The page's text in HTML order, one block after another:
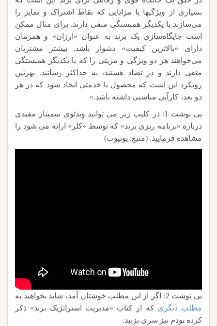
بسیاری از ویژگیها یا مزایایی که نقاط اشتراک و تمایز را
می‌سازند با یکدیگر همبستگی منفی دارند. برای مثال ممکن
است جایگاه‌سازی یک برند به عنوان «ارزان» و همزمان
دارای «بالاترین کیفیت» دشوار باشد. بیشتر مشتریان
می‌خواهند هر دو ویژگی و مزیتی را که با یکدیگر همبستگی
منفی دارند و در تضاد هستند، به حداکثر رسانند. بهرتین
رویکرد این است که محصول یا خدمتی ایجاد شود که در هر
دو بعد، کارآیی مناسبی داشته باشد.»
پی نوشت 1: در کلیپ زیر می توانید ویدئوی سمینار مفیدی
درباره «برنامه ریزی برند» که توسط «کلر» ارائه می شود را
مشاهده فرمایید. (منبع: یوتیوب)
پی نوشت 2: اگر از این مطلب خوشتان آمد، شاید بخواهید به
مطلب دیگری که از کتاب «مدیریت استراتژیک برند» ذکر
کرده بودم نیز سری بزنید.